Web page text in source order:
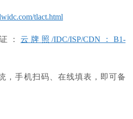
tlact.html
： 云牌照/IDC/ISP/CDN：B1-
，手机扫码、在线填表，即可备